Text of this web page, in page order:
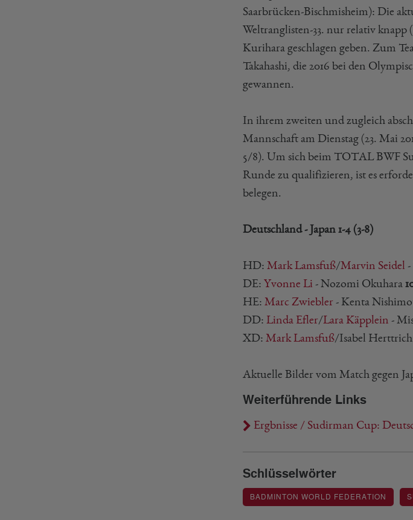
Saarbrücken-Bischmisheim): Die
Weltranglisten-33. nur relativ knapp
Kurihara geschlagen geben. Zum
Takahashi, die 2016 bei den
gewannen.
In ihrem zweiten und zugleich
Mannschaft am Dienstag (23. Mai
5/8). Um sich beim TOTAL BWF
Runde zu qualifizieren, ist es
belegen.
Deutschland - Japan 1-4 (3-8)
HD: Mark Lamsfuß/Marvin Seidel -
DE: Yvonne Li - Nozomi Okuhara
HE: Marc Zwiebler - Kenta
DD: Linda Efler/Lara Käpplein -
XD: Mark Lamsfuß/Isabel
Aktuelle Bilder vom Match gegen
Weiterführende Links
Ergbnisse / Sudirman Cup:
Schlüsselwörter
BADMINTON WORLD FEDERATION